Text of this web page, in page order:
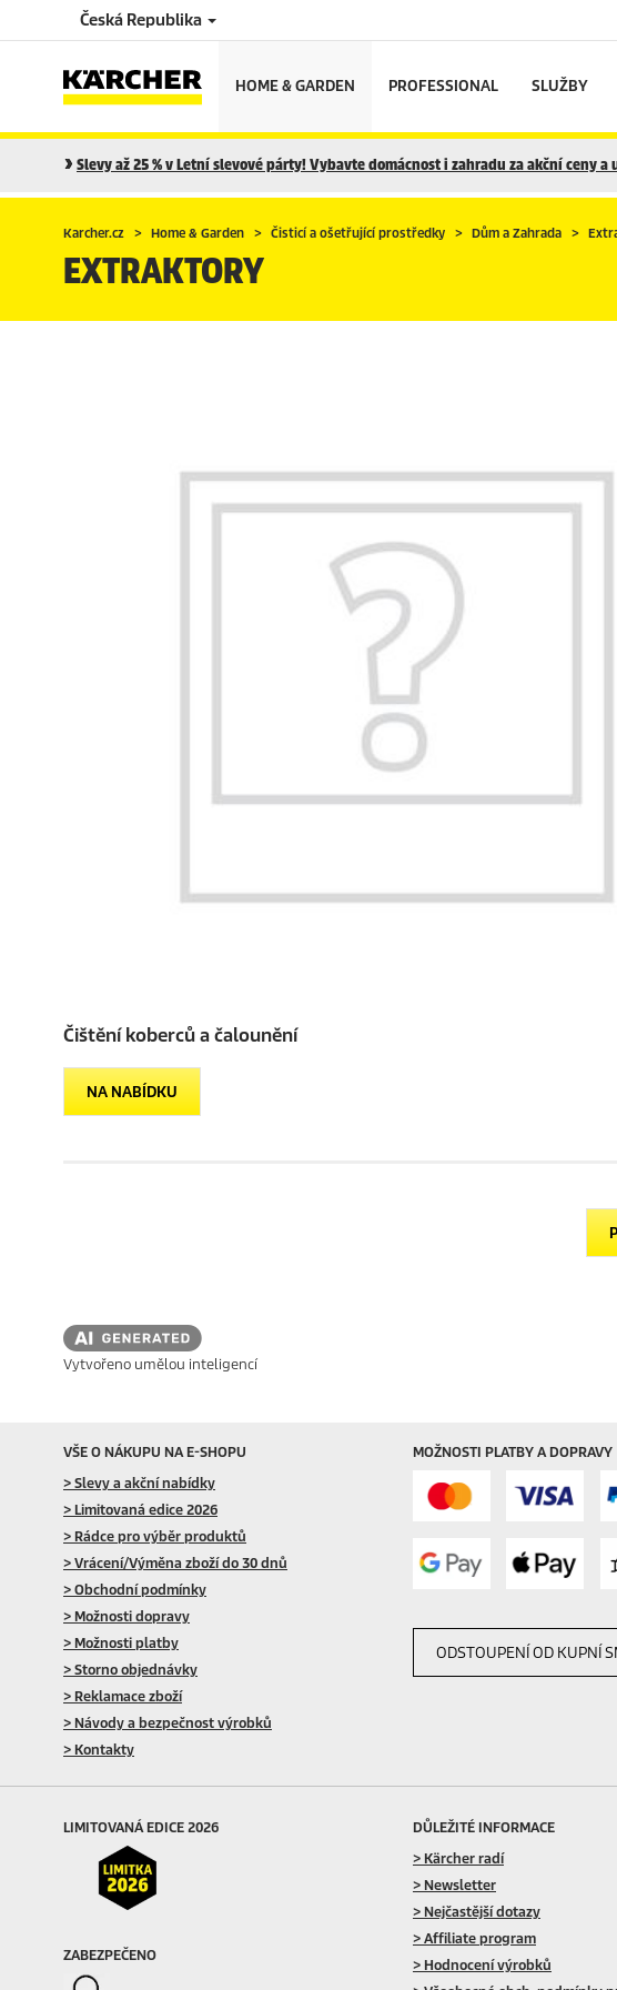
Česká Republika
HOME & GARDEN PROFESSIONAL SLUŽBY
Slevy až 25 % v Letní slevové párty! Vybavte domácnost i zahradu za akční ceny
Karcher.cz Home & Garden Čisticí a ošetřující prostředky Dům a Zahrada
EXTRAKTORY
Čištění koberců a čalounění
NA NABÍDKU
Vytvořeno umělou inteligencí
VŠE O NÁKUPU NA E-SHOPU
> Slevy a akční nabídky
> Limitovaná edice 2026
> Rádce pro výběr produktů
> Vrácení/Výměna zboží do 30 dnů
> Obchodní podmínky
> Možnosti dopravy
> Možnosti platby
> Storno objednávky
> Reklamace zboží
> Návody a bezpečnost výrobků
> Kontakty
MOŽNOSTI PLATBY A DOPRAVY
ODSTOUPENÍ OD KUPNÍ
LIMITOVANÁ EDICE 2026
ZABEZPEČENO
DŮLEŽITÉ INFORMACE
> Kärcher radí
> Newsletter
> Nejčastější dotazy
> Affiliate program
> Hodnocení výrobků